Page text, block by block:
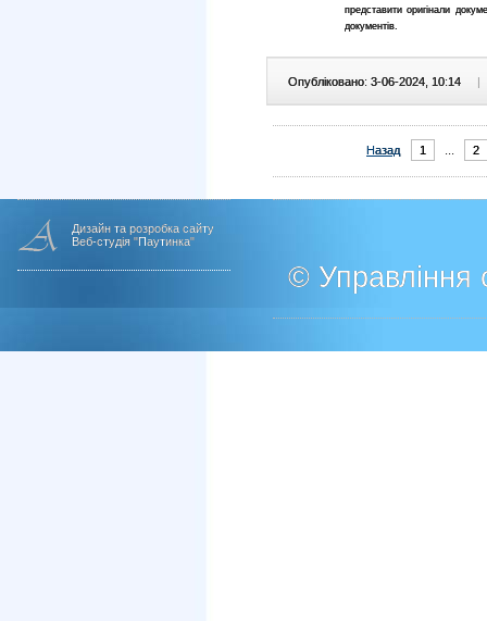
представити оригінали
документів.
Опубліковано: 3-06-2024, 10:14 |
Назад 1 2
Дизайн та розробка сайту
Веб-студія "Паутинка"
© Управління